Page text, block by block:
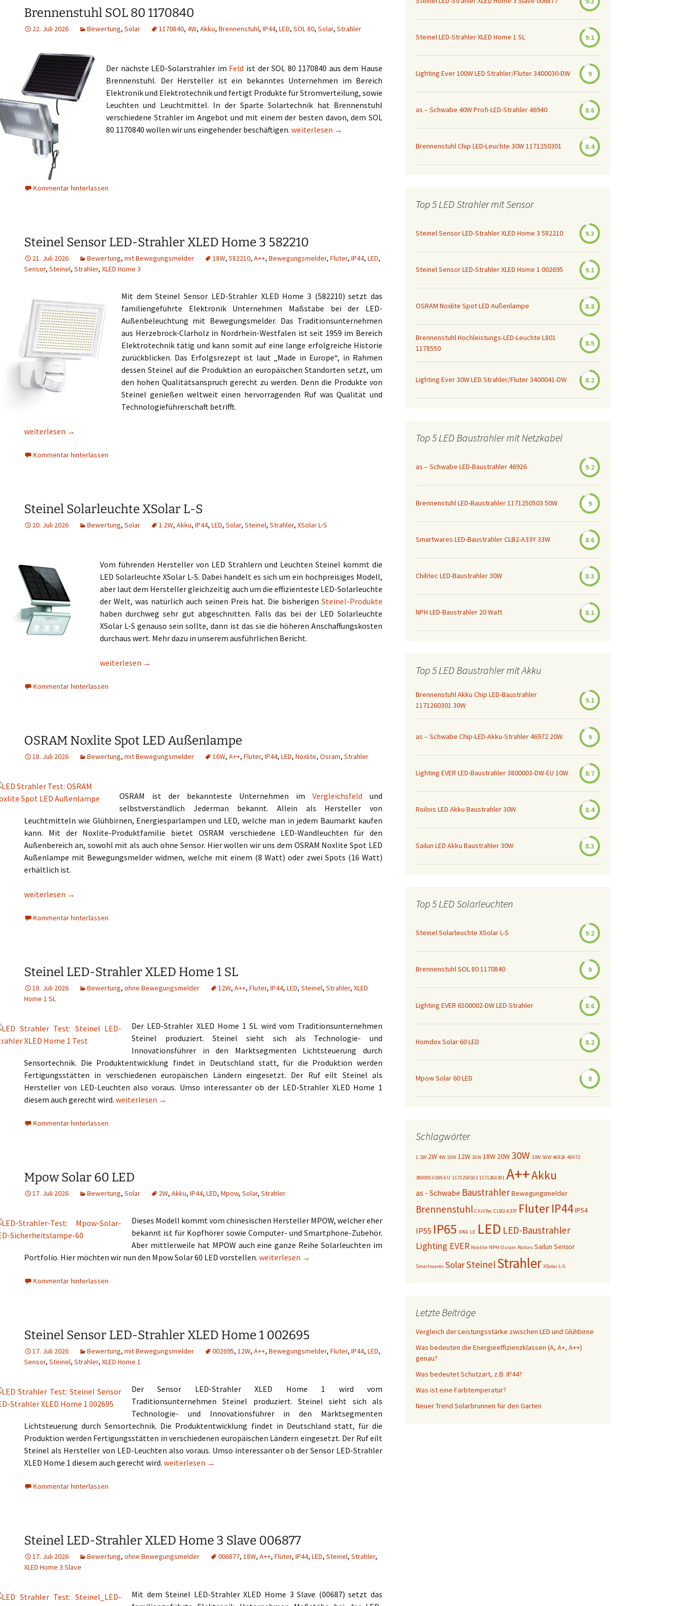
as – Schwabe 40W Profi-
Leuchte 30W 1171250301
SAILUN 150W LED
Fluter/Strahler
Brennenstuhl
Lighting Ever 30W LED
Strahler/Fluter 3400041-
DW
30W
Watt
Lighting EVER 6500002-
DW LED-Strahler
Mpow Solar 60 LED
Was ist eine
z.B. IP44?
Vergleich der
Leistungsstärke
zwischen LED und
Neuer Trend
Solarbrunnen für den
Brennenstuhl SOL 80 1170840
22. Juli 2026 Bewertung, Solar 1170840, 4W, Akku, Brennenstuhl, IP44, LED, SOL 80, Solar, Strahler
Der nächste LED-Solarstrahler im Feld ist der SOL 80 1170840 aus dem Hause
Brennenstuhl. Der Hersteller ist ein bekanntes Unternehmen im Bereich
Elektronik und Elektrotechnik und fertigt Produkte für Stromverteilung, sowie
Leuchten und Leuchtmittel. In der Sparte Solartechnik hat Brennenstuhl
verschiedene Strahler im Angebot und mit einem der besten davon, dem SOL
80 1170840 wollen wir uns eingehender beschäftigen. Brennenstuhl SOL 80 1170840
weiterlesen →
Kommentar hinterlassen
Steinel Sensor LED-Strahler XLED Home 3 582210
21. Juli 2026 Bewertung, mit Bewegungsmelder 18W, 582210, A++, Bewegungsmelder, Fluter, IP44, LED,
Sensor, Steinel, Strahler, XLED Home 3
Mit dem Steinel Sensor LED-Strahler XLED Home 3 (582210) setzt das
familiengeführte Elektronik Unternehmen Maßstäbe bei der LED-
Außenbeleuchtung mit Bewegungsmelder. Das Traditionsunternehmen
aus Herzebrock-Clarholz in Nordrhein-Westfalen ist seit 1959 im Bereich
Elektrotechnik tätig und kann somit auf eine lange erfolgreiche Historie
zurückblicken. Das Erfolgsrezept ist laut „Made in Europe“, in Rahmen
dessen Steinel auf die Produktion an europäischen Standorten setzt, um
den hohen Qualitätsanspruch gerecht zu werden. Denn die Produkte von
Steinel genießen weltweit einen hervorragenden Ruf was Qualität und
Technologieführerschaft betrifft.
Steinel Sensor LED-Strahler XLED Home 3 582210
weiterlesen →
Kommentar hinterlassen
Steinel Solarleuchte XSolar L-S
20. Juli 2026 Bewertung, Solar 1.2W, Akku, IP44, LED, Solar, Steinel, Strahler, XSolar L-S
Vom führenden Hersteller von LED Strahlern und Leuchten Steinel kommt die
LED Solarleuchte XSolar L-S. Dabei handelt es sich um ein hochpreisiges Modell,
aber laut dem Hersteller gleichzeitig auch um die effizienteste LED-Solarleuchte
der Welt, was natürlich auch seinen Preis hat. Die bisherigen Steinel-Produkte
haben durchweg sehr gut abgeschnitten. Falls das bei der LED Solarleuchte
XSolar L-S genauso sein sollte, dann ist das sie die höheren Anschaffungskosten
durchaus wert. Mehr dazu in unserem ausführlichen Bericht.
Steinel Solarleuchte XSolar L-S
weiterlesen →
Kommentar hinterlassen
OSRAM Noxlite Spot LED Außenlampe
18. Juli 2026 Bewertung, mit Bewegungsmelder 16W, A++, Fluter, IP44, LED, Noxlite, Osram, Strahler
OSRAM ist der bekannteste Unternehmen im Vergleichsfeld und
selbstverständlich Jederman bekannt. Allein als Hersteller von
Leuchtmitteln wie Glühbirnen, Energiesparlampen und LED, welche man in jedem Baumarkt kaufen
kann. Mit der Noxlite-Produktfamilie bietet OSRAM verschiedene LED-Wandleuchten für den
Außenbereich an, sowohl mit als auch ohne Sensor. Hier wollen wir uns dem OSRAM Noxlite Spot LED
Außenlampe mit Bewegungsmelder widmen, welche mit einem (8 Watt) oder zwei Spots (16 Watt)
erhältlich ist.
OSRAM Noxlite Spot LED Außenlampe
weiterlesen →
Kommentar hinterlassen
Steinel LED-Strahler XLED Home 1 SL
18. Juli 2026 Bewertung, ohne Bewegungsmelder 12W, A++, Fluter, IP44, LED, Steinel, Strahler, XLED
Home 1 SL
Der LED-Strahler XLED Home 1 SL wird vom Traditionsunternehmen
Steinel produziert. Steinel sieht sich als Technologie- und
Innovationsführer in den Marktsegmenten Lichtsteuerung durch
Sensortechnik. Die Produktentwicklung findet in Deutschland statt, für die Produktion werden
Fertigungsstätten in verschiedenen europäischen Ländern eingesetzt. Der Ruf eilt Steinel als
Hersteller von LED-Leuchten also voraus. Umso interessanter ob der LED-Strahler XLED Home 1
diesem auch gerecht wird. Steinel LED-Strahler XLED Home 1 SL
weiterlesen →
Kommentar hinterlassen
Mpow Solar 60 LED
17. Juli 2026 Bewertung, Solar 2W, Akku, IP44, LED, Mpow, Solar, Strahler
Dieses Modell kommt vom chinesischen Hersteller MPOW, welcher eher
bekannt ist für Kopfhörer sowie Computer- und Smartphone-Zubehör.
Aber mittlerweile hat MPOW auch eine ganze Reihe Solarleuchten im
Portfolio. Hier möchten wir nun den Mpow Solar 60 LED vorstellen. Mpow Solar 60 LED
weiterlesen →
Kommentar hinterlassen
Steinel Sensor LED-Strahler XLED Home 1 002695
17. Juli 2026 Bewertung, mit Bewegungsmelder 002695, 12W, A++, Bewegungsmelder, Fluter, IP44, LED,
Sensor, Steinel, Strahler, XLED Home 1
Der Sensor LED-Strahler XLED Home 1 wird vom
Traditionsunternehmen Steinel produziert. Steinel sieht sich als
Technologie- und Innovationsführer in den Marktsegmenten
Lichtsteuerung durch Sensortechnik. Die Produktentwicklung findet in Deutschland statt, für die
Produktion werden Fertigungsstätten in verschiedenen europäischen Ländern eingesetzt. Der Ruf eilt
Steinel als Hersteller von LED-Leuchten also voraus. Umso interessanter ob der Sensor LED-Strahler
XLED Home 1 diesem auch gerecht wird. Steinel Sensor LED-Strahler XLED Home 1 002695
weiterlesen →
Kommentar hinterlassen
Steinel LED-Strahler XLED Home 3 Slave 006877
17. Juli 2026 Bewertung, ohne Bewegungsmelder 006877, 18W, A++, Fluter, IP44, LED, Steinel, Strahler,
XLED Home 3 Slave
Mit dem Steinel LED-Strahler XLED Home 3 Slave (00687) setzt das
Steinel LED-Strahler XLED Home 1 SL 9.1
Lighting Ever 100W LED Strahler/Fluter 3400030-DW 9
as – Schwabe 40W Profi-LED-Strahler 46940 8.6
Brennenstuhl Chip LED-Leuchte 30W 1171250301 8.4
Top 5 LED Strahler mit Sensor
Steinel Sensor LED-Strahler XLED Home 3 582210 9.3
Steinel Sensor LED-Strahler XLED Home 1 002695 9.1
OSRAM Noxlite Spot LED Außenlampe 8.8
Brennenstuhl Hochleistungs-LED-Leuchte L801
1178550
8.5
Lighting Ever 30W LED Strahler/Fluter 3400041-DW 8.2
Top 5 LED Baustrahler mit Netzkabel
as – Schwabe LED-Baustrahler 46926 9.2
Brennenstuhl LED-Baustrahler 1171250503 50W 9
Smartwares LED-Baustrahler CLB2-A33Y 33W 8.6
Chilitec LED-Baustrahler 30W 8.3
NPH LED-Baustrahler 20 Watt 8.1
Top 5 LED Baustrahler mit Akku
Brennenstuhl Akku Chip LED-Baustrahler
1171260301 30W
9.1
as – Schwabe Chip-LED-Akku-Strahler 46972 20W 9
Lighting EVER LED-Baustrahler 3800003-DW-EU 10W 8.7
Roilois LED Akku Baustrahler 30W 8.4
Sailun LED Akku Baustrahler 30W 8.3
Top 5 LED Solarleuchten
Steinel Solarleuchte XSolar L-S 9.2
Brennenstuhl SOL 80 1170840 9
Lighting EVER 6500002-DW LED-Strahler 8.6
Homdox Solar 60 LED 8.2
Mpow Solar 60 LED 8
Schlagwörter
1.2W 2W 4W 10W 12W 16W 18W 20W 30W 33W 50W 46926 46972
3800003-DW-EU 1171250503 1171260301 A++Akku
as - Schwabe BaustrahlerBewegungsmelder
Brennenstuhl ChiliTec CLB2-A33Y FluterIP44IP54
IP55 IP65 IP66 LE LED LED-Baustrahler
Lighting EVER Noxlite NPH Osram Roilois Sailun Sensor
Smartwares SolarSteinelStrahler XSolar L-S
Letzte Beiträge
Vergleich der Leistungsstärke zwischen LED und Glühbirne
Was bedeuten die Energieeffizienzklassen (A, A+, A++)
genau?
Was bedeutet Schutzart, z.B. IP44?
Was ist eine Farbtemperatur?
Neuer Trend Solarbrunnen für den Garten